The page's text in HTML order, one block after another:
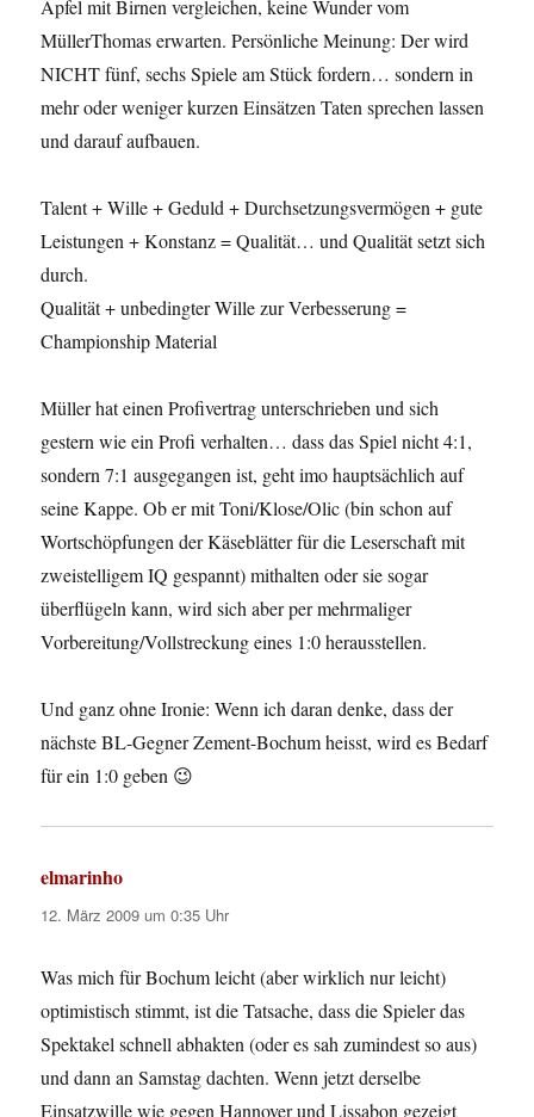
Äpfel mit Birnen vergleichen, keine Wunder vom
MüllerThomas erwarten. Persönliche Meinung: Der wird
NICHT fünf, sechs Spiele am Stück fordern… sondern in
mehr oder weniger kurzen Einsätzen Taten sprechen lassen
und darauf aufbauen.
Talent + Wille + Geduld + Durchsetzungsvermögen + gute
Leistungen + Konstanz = Qualität… und Qualität setzt sich
durch.
Qualität + unbedingter Wille zur Verbesserung =
Championship Material
Müller hat einen Profivertrag unterschrieben und sich
gestern wie ein Profi verhalten… dass das Spiel nicht 4:1,
sondern 7:1 ausgegangen ist, geht imo hauptsächlich auf
seine Kappe. Ob er mit Toni/Klose/Olic (bin schon auf
Wortschöpfungen der Käseblätter für die Leserschaft mit
zweistelligem IQ gespannt) mithalten oder sie sogar
überflügeln kann, wird sich aber per mehrmaliger
Vorbereitung/Vollstreckung eines 1:0 herausstellen.
Und ganz ohne Ironie: Wenn ich daran denke, dass der
nächste BL-Gegner Zement-Bochum heisst, wird es Bedarf
für ein 1:0 geben 😉
elmarinho
12. März 2009 um 0:35 Uhr
Was mich für Bochum leicht (aber wirklich nur leicht)
optimistisch stimmt, ist die Tatsache, dass die Spieler das
Spektakel schnell abhakten (oder es sah zumindest so aus)
und dann an Samstag dachten. Wenn jetzt derselbe
Einsatzwille wie gegen Hannover und Lissabon gezeigt